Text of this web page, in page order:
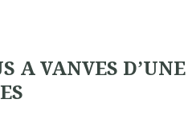
A VANVES D’UNE